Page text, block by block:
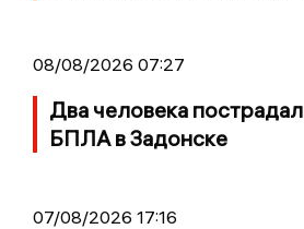
08/08/2026 07:27
Два человека
БПЛА в Задонске
07/08/2026 17:16